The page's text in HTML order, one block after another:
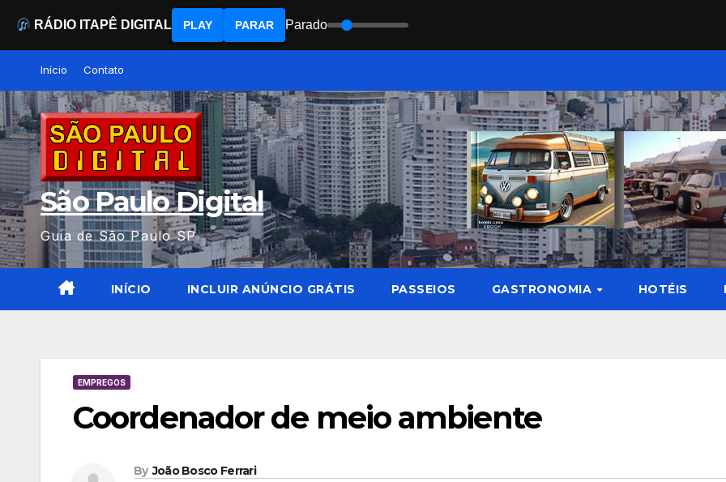
content
Início Contato
São Paulo Digital
Guia de São Paulo SP
INÍCIO INCLUIR ANÚNCIO GRÁTIS PASSEIOS GASTRONOMIA HOTÉIS
EMPREGOS
Coordenador de meio ambiente
By João Bosco Ferrari
RÁDIO ITAPÊ DIGITAL PLAY PARAR Parado